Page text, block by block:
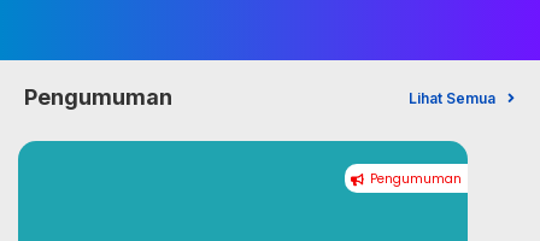
Pengumuman Lihat Semua
Pengumuman